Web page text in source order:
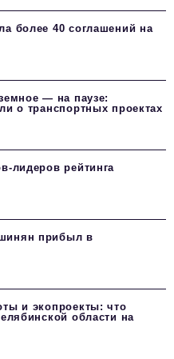
более 40 соглашений на
— на паузе:
о транспортных проектах
лидеров рейтинга
прибыл в
и экопроекты: что
области на